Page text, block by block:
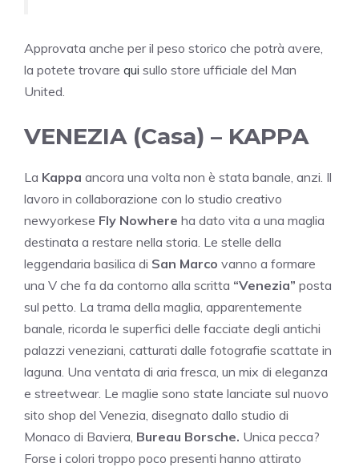
Approvata anche per il peso storico che potrà avere,
la potete trovare qui sullo store ufficiale del Man
United.
VENEZIA (Casa) – KAPPA
La Kappa ancora una volta non è stata banale, anzi. Il
lavoro in collaborazione con lo studio creativo
newyorkese Fly Nowhere ha dato vita a una maglia
destinata a restare nella storia. Le stelle della
leggendaria basilica di San Marco vanno a formare
una V che fa da contorno alla scritta “Venezia” posta
sul petto. La trama della maglia, apparentemente
banale, ricorda le superfici delle facciate degli antichi
palazzi veneziani, catturati dalle fotografie scattate in
laguna. Una ventata di aria fresca, un mix di eleganza
e streetwear. Le maglie sono state lanciate sul nuovo
sito shop del Venezia, disegnato dallo studio di
Monaco di Baviera, Bureau Borsche. Unica pecca?
Forse i colori troppo poco presenti hanno attirato